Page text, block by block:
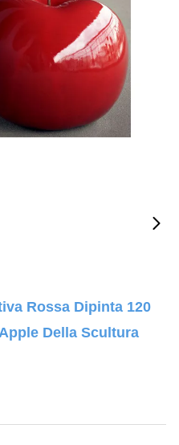
Rossa Dipinta 120
Della Scultura